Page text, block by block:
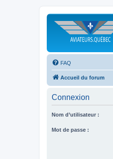
FAQ
Accueil du forum
Connexion
Nom d’utilisateur :
Mot de passe :